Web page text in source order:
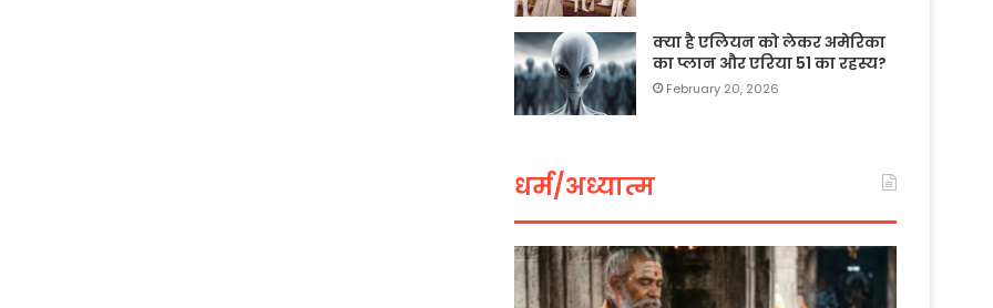
क्या है एलियन को लेकर अमेरिका
का प्लान और एरिया 51 का रहस्य?
February 20, 2026
धर्म/अध्यात्म